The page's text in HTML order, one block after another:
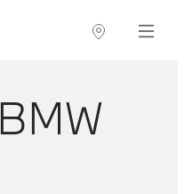
Navigation
BMW